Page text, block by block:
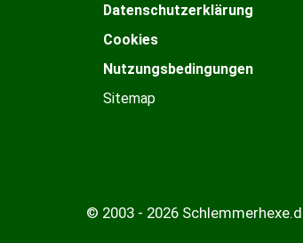
Datenschutzerklärung
Cookies
Nutzungsbedingungen
Sitemap
© 2003 - 2026